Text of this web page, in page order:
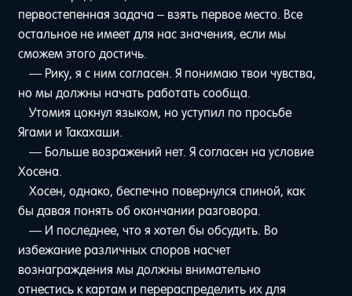
первостепенная задача – взять первое место. Все
остальное не имеет для нас значения, если мы
сможем этого достичь.
— Рику, я с ним согласен. Я понимаю твои чувства,
но мы должны начать работать сообща.
Утомия цокнул языком, но уступил по просьбе
Ягами и Такахаши.
— Больше возражений нет. Я согласен на условие
Хосена.
Хосен, однако, беспечно повернулся спиной, как
бы давая понять об окончании разговора.
— И последнее, что я хотел бы обсудить. Во
избежание различных споров насчет
вознаграждения мы должны внимательно
отнестись к картам и перераспределить их для